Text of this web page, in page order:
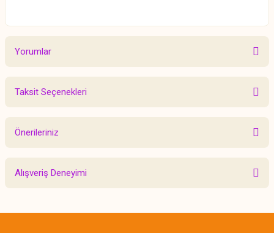
Yorumlar
Taksit Seçenekleri
Önerileriniz
Bu ürünün fiyat bilgisi, resim, ürün açıklamalarında ve diğer konularda
yetersiz gördüğünüz noktaları öneri formunu kullanarak tarafımıza
Alışveriş Deneyimi